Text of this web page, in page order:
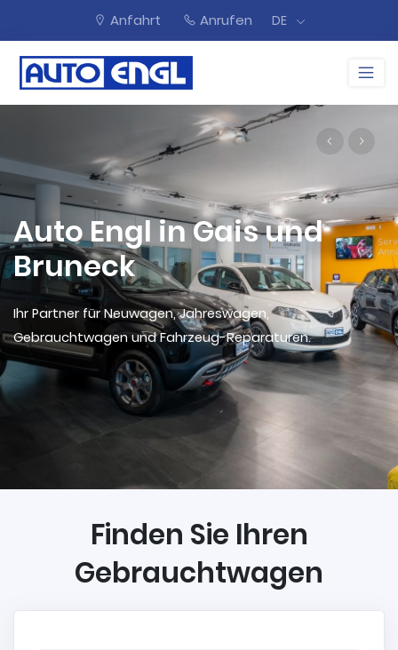
DE
Anfahrt Anrufen
Auto Engl in Gais und
Bruneck
Ihr Partner für Neuwagen, Jahreswagen,
Gebrauchtwagen und Fahrzeug-Reparaturen.
Finden Sie Ihren
Gebrauchtwagen